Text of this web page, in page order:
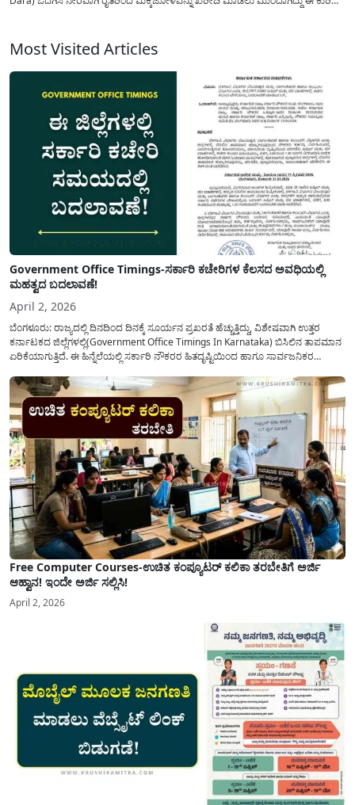
Most Visited Articles
Government Office Timings-ಸರ್ಕಾರಿ ಕಚೇರಿಗಳ ಕೆಲಸದ ಅವಧಿಯಲ್ಲಿ
ಮಹತ್ವದ ಬದಲಾವಣೆ!
April 2, 2026
ಬೆಂಗಳೂರು: ರಾಜ್ಯದಲ್ಲಿ ದಿನದಿಂದ ದಿನಕ್ಕೆ ಸೂರ್ಯನ ಪ್ರಖರತೆ ಹೆಚ್ಚುತ್ತಿದ್ದು, ವಿಶೇಷವಾಗಿ ಉತ್ತರ
ಕರ್ನಾಟಕದ ಜಿಲ್ಲೆಗಳಲ್ಲಿ(Government Office Timings In Karnataka) ಬಿಸಿಲಿನ ತಾಪಮಾನ
ಏರಿಕೆಯಾಗುತ್ತಿದೆ. ಈ ಹಿನ್ನೆಲೆಯಲ್ಲಿ ಸರ್ಕಾರಿ ನೌಕರರ ಹಿತದೃಷ್ಟಿಯಿಂದ ಹಾಗೂ ಸಾರ್ವಜನಿಕರ
ಮತ್ತು ಕಲ್ಯಾಣ ಕರ್ನಾಟಕದ ಒಟ್ಟು 9 ಜಿಲ್ಲೆಗಳಲ್ಲಿ ಏಪ್ರಿಲ್...
Free Computer Courses-ಉಚಿತ ಕಂಪ್ಯೂಟರ್ ಕಲಿಕಾ ತರಬೇತಿಗೆ ಅರ್ಜಿ
ಆಹ್ವಾನ! ಇಂದೇ ಅರ್ಜಿ ಸಲ್ಲಿಸಿ!
April 2, 2026